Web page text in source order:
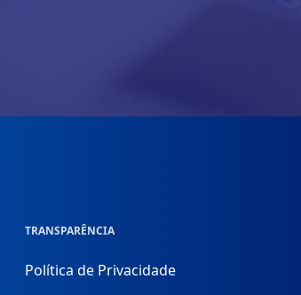
TRANSPARÊNCIA
Política de Privacidade